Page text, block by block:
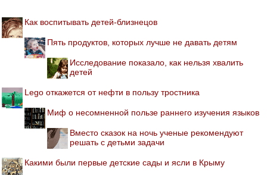
Как воспитывать детей-близнецов
Пять продуктов, которых лучше не давать детям
Исследование показало, как нельзя хвалить
детей
Lego откажется от нефти в пользу тростника
Миф о несомненной пользе раннего изучения языков
Вместо сказок на ночь ученые рекомендуют
решать с детьми задачи
Какими были первые детские сады и ясли в Крыму